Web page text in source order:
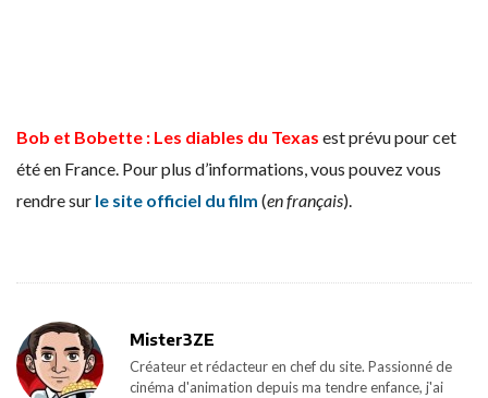
Bob et Bobette : Les diables du Texas est prévu pour cet
été en France. Pour plus d’informations, vous pouvez vous
rendre sur le site officiel du film (en français).
Mister3ZE
Créateur et rédacteur en chef du site. Passionné de
cinéma d'animation depuis ma tendre enfance, j'ai